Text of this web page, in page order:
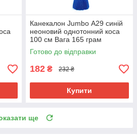
Канекалон Jumbo А29 синій
неоновий однотонний коса
100 см Вага 165 грам
Термостійкий
Готово до відправки
182 ₴ 232 ₴
Купити
ще